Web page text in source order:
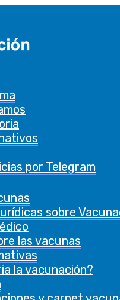
por Telegram
sobre
las vacunas
la vacunación?